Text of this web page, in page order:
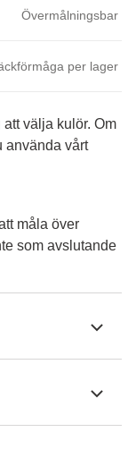
Övermålningsbar
per lager
välja kulör. Om
använda vårt
måla över
som avslutande